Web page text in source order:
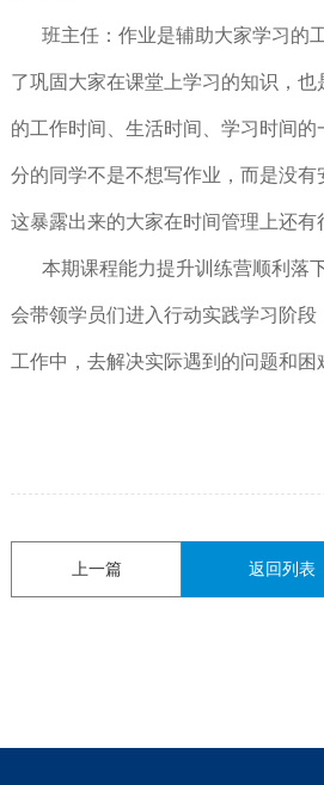
班主任：作业是辅助大家学习的
了巩固大家在课堂上学习的知识，也
的工作时间、生活时间、学习时间
分的同学不是不想写作业，而是没有
这暴露出来的大家在时间管理上还有
本期课程能力提升训练营顺利落
会带领学员们进入行动实践学习阶段
工作中，去解决实际遇到的问题和困
上一篇 返回列表